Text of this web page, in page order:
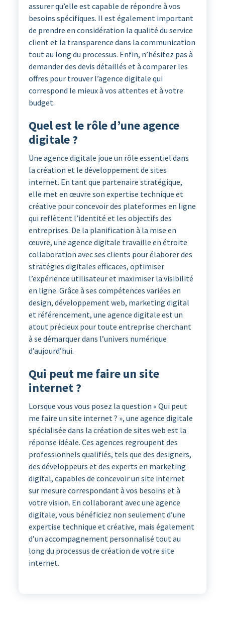
assurer qu’elle est capable de répondre à vos
besoins spécifiques. Il est également important
de prendre en considération la qualité du service
client et la transparence dans la communication
tout au long du processus. Enfin, n’hésitez pas à
demander des devis détaillés et à comparer les
offres pour trouver l’agence digitale qui
correspond le mieux à vos attentes et à votre
budget.
Quel est le rôle d’une agence
digitale ?
Une agence digitale joue un rôle essentiel dans
la création et le développement de sites
internet. En tant que partenaire stratégique,
elle met en œuvre son expertise technique et
créative pour concevoir des plateformes en ligne
qui reflètent l’identité et les objectifs des
entreprises. De la planification à la mise en
œuvre, une agence digitale travaille en étroite
collaboration avec ses clients pour élaborer des
stratégies digitales efficaces, optimiser
l’expérience utilisateur et maximiser la visibilité
en ligne. Grâce à ses compétences variées en
design, développement web, marketing digital
et référencement, une agence digitale est un
atout précieux pour toute entreprise cherchant
à se démarquer dans l’univers numérique
d’aujourd’hui.
Qui peut me faire un site
internet ?
Lorsque vous vous posez la question « Qui peut
me faire un site internet ? », une agence digitale
spécialisée dans la création de sites web est la
réponse idéale. Ces agences regroupent des
professionnels qualifiés, tels que des designers,
des développeurs et des experts en marketing
digital, capables de concevoir un site internet
sur mesure correspondant à vos besoins et à
votre vision. En collaborant avec une agence
digitale, vous bénéficiez non seulement d’une
expertise technique et créative, mais également
d’un accompagnement personnalisé tout au
long du processus de création de votre site
internet.